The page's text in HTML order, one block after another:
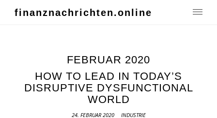
finanznachrichten.online
FEBRUAR 2020
HOW TO LEAD IN TODAY’S
DISRUPTIVE DYSFUNCTIONAL
WORLD
24. FEBRUAR 2020 INDUSTRIE